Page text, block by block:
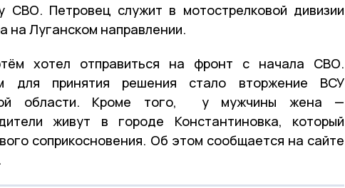
СВО. Петровец служит в мотострелковой дивизии
на Луганском направлении.
хотел отправиться на фронт с начала СВО.
для принятия решения стало вторжение ВСУ
области. Кроме того, у мужчины жена —
живут в городе Константиновка, который
соприкосновения. Об этом сообщается на сайте
.